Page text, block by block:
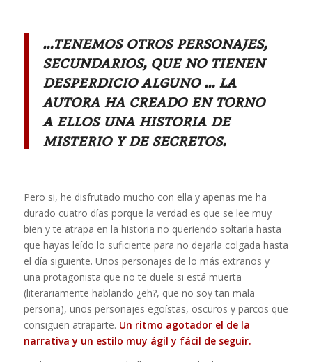
…tenemos otros personajes,
secundarios, que no tienen
desperdicio alguno … la
autora ha creado en torno
a ellos una historia de
misterio y de secretos.
Pero si, he disfrutado mucho con ella y apenas me ha
durado cuatro días porque la verdad es que se lee muy
bien y te atrapa en la historia no queriendo soltarla hasta
que hayas leído lo suficiente para no dejarla colgada hasta
el día siguiente. Unos personajes de lo más extraños y
una protagonista que no te duele si está muerta
(literariamente hablando ¿eh?, que no soy tan mala
persona), unos personajes egoístas, oscuros y parcos que
consiguen atraparte. Un ritmo agotador el de la
narrativa y un estilo muy ágil y fácil de seguir.